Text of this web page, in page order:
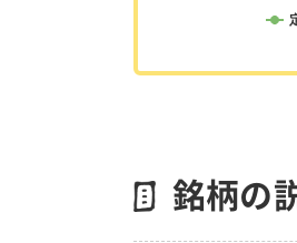
銘柄の